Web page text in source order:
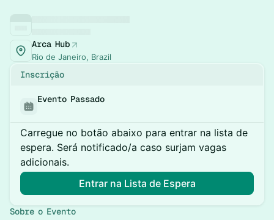
Arca Hub
Rio de Janeiro, Brazil
Inscrição
Evento Passado
Carregue no botão abaixo para entrar na lista de
espera. Será notificado/a caso surjam vagas
adicionais.
Entrar na Lista de Espera
Sobre o Evento